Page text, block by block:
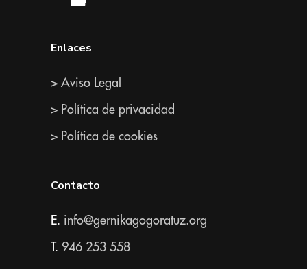
Enlaces
> Aviso Legal
> Política de privacidad
> Política de cookies
Contacto
E. info@gernikagogoratuz.org
T. 946 253 558